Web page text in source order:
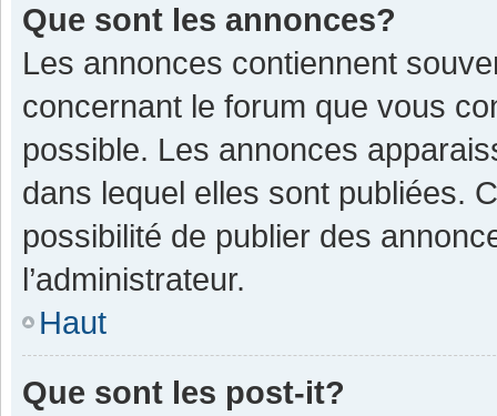
Que sont les annonces?
Les annonces contiennent
concernant le forum que vous
possible. Les annonces
dans lequel elles sont publiées.
possibilité de publier des
l’administrateur.
Haut
Que sont les post-it?